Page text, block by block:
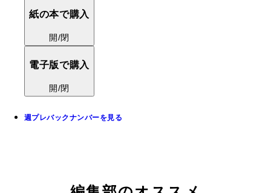
紙の本で購入
開/閉
電子版で購入
開/閉
週プレバックナンバーを見る